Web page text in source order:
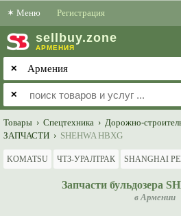
✶ Меню Регистрация
sell buy.zone
АРМЕНИЯ
✕
✕
Товары › Спецтехника › Дорожно-
ЗАПЧАСТИ › SHEHWA HBXG
KOMATSU ЧТЗ-УРАЛТРАК SHANGHAI
Запчасти бульдозера
в Армении